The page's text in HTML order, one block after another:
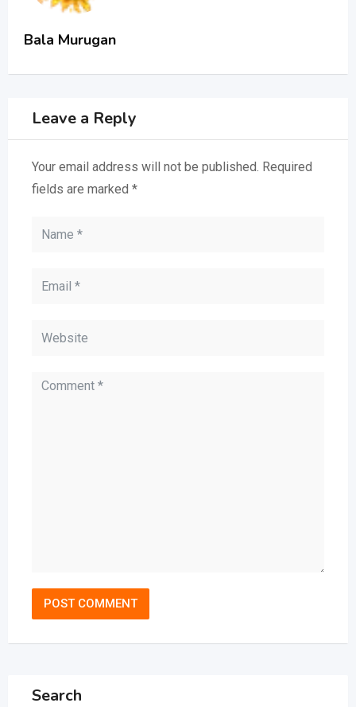
Bala Murugan
Leave a Reply
Your email address will not be published. Required
fields are marked *
Search